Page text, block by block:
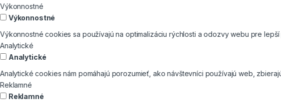
Výkonnostné
Výkonnostné
Výkonnostné cookies sa používajú na optimalizáciu rýchlosti a odozvy webu pre
Analytické
Analytické
Analytické cookies nám pomáhajú porozumieť, ako návštevníci používajú web,
Reklamné
Reklamné